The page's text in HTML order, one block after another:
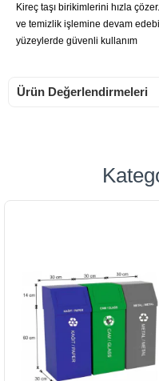
Kireç taşı birikimlerini hızla
ve temizlik işlemine devam
yüzeylerde güvenli kullanım
Ürün Değerlendirmeleri